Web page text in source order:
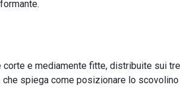
e mediamente fitte, distribuite sui tre
spiega come posizionare lo scovolino